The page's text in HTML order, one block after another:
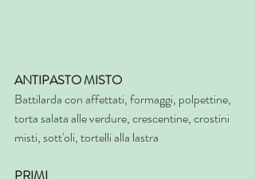
ANTIPASTO MISTO
Battilarda con affettati, formaggi, polpettine,
torta salata alle verdure, crescentine, crostini
misti, sott'oli, tortelli alla lastra
PRIMI